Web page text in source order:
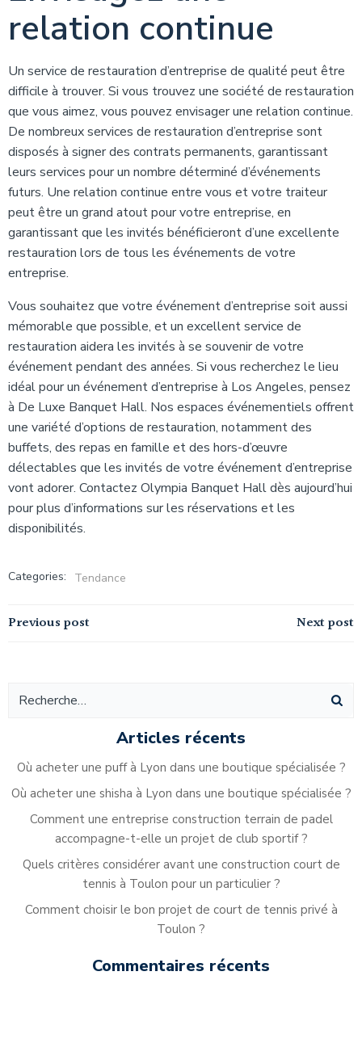
relation continue
Un service de restauration d’entreprise de qualité peut être
difficile à trouver. Si vous trouvez une société de restauration
que vous aimez, vous pouvez envisager une relation continue.
De nombreux services de restauration d’entreprise sont
disposés à signer des contrats permanents, garantissant
leurs services pour un nombre déterminé d’événements
futurs. Une relation continue entre vous et votre traiteur
peut être un grand atout pour votre entreprise, en
garantissant que les invités bénéficieront d’une excellente
restauration lors de tous les événements de votre
entreprise.
Vous souhaitez que votre événement d’entreprise soit aussi
mémorable que possible, et un excellent service de
restauration aidera les invités à se souvenir de votre
événement pendant des années. Si vous recherchez le lieu
idéal pour un événement d’entreprise à Los Angeles, pensez
à De Luxe Banquet Hall. Nos espaces événementiels offrent
une variété d’options de restauration, notamment des
buffets, des repas en famille et des hors-d’œuvre
délectables que les invités de votre événement d’entreprise
vont adorer. Contactez Olympia Banquet Hall dès aujourd’hui
pour plus d’informations sur les réservations et les
disponibilités.
Categories: Tendance
Navigation
l’article
Previous post Navigation
Next post
Articles récents
Où acheter une puff à Lyon dans une boutique spécialisée ?
Où acheter une shisha à Lyon dans une boutique spécialisée ?
Comment une entreprise construction terrain de padel
accompagne-t-elle un projet de club sportif ?
Quels critères considérer avant une construction court de
tennis à Toulon pour un particulier ?
Comment choisir le bon projet de court de tennis privé à
Toulon ?
Commentaires récents